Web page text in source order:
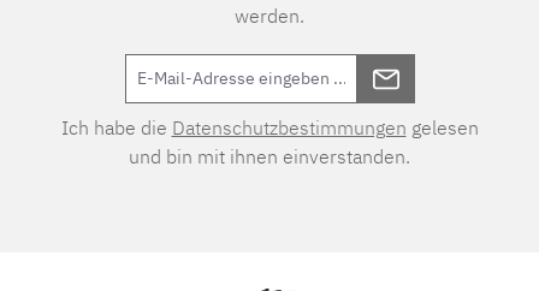
werden.
Ich habe die Datenschutzbestimmungen gelesen
und bin mit ihnen einverstanden.